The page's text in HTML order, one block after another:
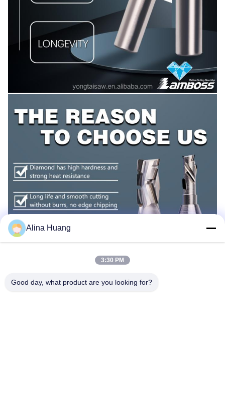
Alina Huang
3:30 PM
Good day, what product are you looking for?